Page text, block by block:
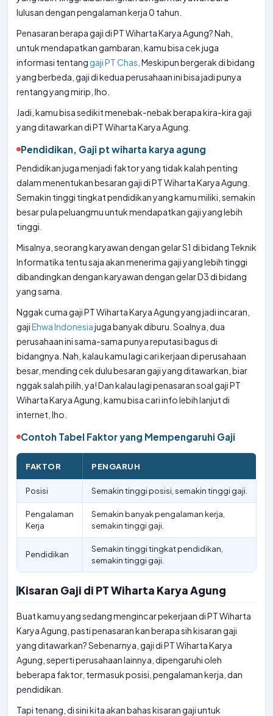
lulusan dengan pengalaman kerja 0 tahun.
Penasaran berapa gaji di PT Wiharta Karya Agung? Nah,
untuk mendapatkan gambaran, kamu bisa cek juga
informasi tentang gaji PT Chas . Meskipun bergerak di bidang
yang berbeda, gaji di kedua perusahaan ini bisa jadi punya
rentang yang mirip, lho.
Jadi, kamu bisa sedikit menebak-nebak berapa kira-kira gaji
yang ditawarkan di PT Wiharta Karya Agung.
Pendidikan, Gaji pt wiharta karya agung
Pendidikan juga menjadi faktor yang tidak kalah penting
dalam menentukan besaran gaji di PT Wiharta Karya Agung.
Semakin tinggi tingkat pendidikan yang kamu miliki, semakin
besar pula peluangmu untuk mendapatkan gaji yang lebih
tinggi.
Misalnya, seorang karyawan dengan gelar S1 di bidang Teknik
Informatika tentu saja akan menerima gaji yang lebih tinggi
dibandingkan dengan karyawan dengan gelar D3 di bidang
yang sama.
Nggak cuma gaji PT Wiharta Karya Agung yang jadi incaran,
gajiEhwa Indonesiajuga banyak diburu. Soalnya, dua
perusahaan ini sama-sama punya reputasi bagus di
bidangnya. Nah, kalau kamu lagi cari kerjaan di perusahaan
besar, mending cek dulu besaran gaji yang ditawarkan, biar
nggak salah pilih, ya! Dan kalau lagi penasaran soal gaji PT
Wiharta Karya Agung, kamu bisa cari info lebih lanjut di
internet, lho.
Contoh Tabel Faktor yang Mempengaruhi Gaji
FAKTOR PENGARUH
Posisi Semakin tinggi posisi, semakin tinggi gaji.
Pengalaman
Kerja
Semakin banyak pengalaman kerja,
semakin tinggi gaji.
Pendidikan
Semakin tinggi tingkat pendidikan,
semakin tinggi gaji.
Kisaran Gaji di PT Wiharta Karya Agung
Buat kamu yang sedang mengincar pekerjaan di PT Wiharta
Karya Agung, pasti penasaran kan berapa sih kisaran gaji
yang ditawarkan? Sebenarnya, gaji di PT Wiharta Karya
Agung, seperti perusahaan lainnya, dipengaruhi oleh
beberapa faktor, termasuk posisi, pengalaman kerja, dan
pendidikan.
Tapi tenang, di sini kita akan bahas kisaran gaji untuk